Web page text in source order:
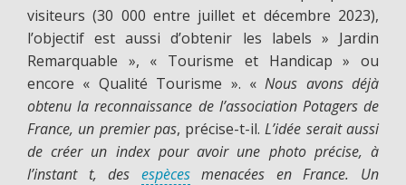
visiteurs (30 000 entre juillet et décembre 2023),
l’objectif est aussi d’obtenir les labels » Jardin
Remarquable », « Tourisme et Handicap » ou
encore « Qualité Tourisme ». «Nous avons déjà
obtenu la reconnaissance de l’association Potagers de
France, un premier pas, précise-t-il.L’idée serait aussi
de créer un index pour avoir une photo précise, à
l’instant t, des espècesmenacées en France. Un